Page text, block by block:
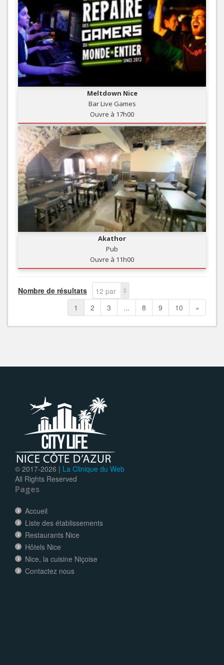
Meltdown Nice
Bar Live Games
Ouvre à 17h00
Akathor
Pub
Ouvre à 11h00
Nombre de résultats
12 par
page
1 2 3 ... 8 9 10 »
© 2017-2026 | La Clinique du Web
All Rights Reserved
Pages
Accueil
Liste des établissements
Restaurants Nice
Hôtels Nice
Nice, la cuisine Niçoise
Contactez nous